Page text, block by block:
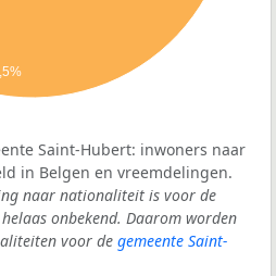
Saint-Hubert: inwoners naar
in Belgen en vreemdelingen.
naar nationaliteit is voor de
onbekend. Daarom worden
voor de gemeente Saint-